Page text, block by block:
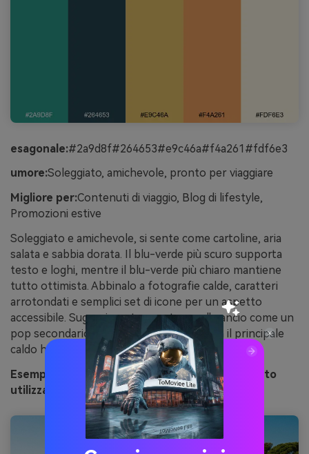
esagonale:#2a9d8f#264653#e9c46a#f4a261#fdf6e3
umore:Soleggiato, amichevole, pronto per viaggiare
Migliore per:Contenuti di viaggio, Blog di lifestyle,
Promozioni estive
Soleggiato e amichevole, si sente come cartoline, aria
salata e sabbia dorata. Il blu-verde più scuro supporta
testo e loghi, mentre il blu-verde più chiaro mantiene
tutto ottimista. Abbinalo a fotografie calde, caratteri
arrotondati e semplici set di icone per un aspetto
accessibile. Suggerimento: mantenere l'arancio come un
pop secondario in modo che l'oro rimanga il principale
caldo highlight.
Esempio di immagine di ricordo sul mare generato
utilizzando media.io